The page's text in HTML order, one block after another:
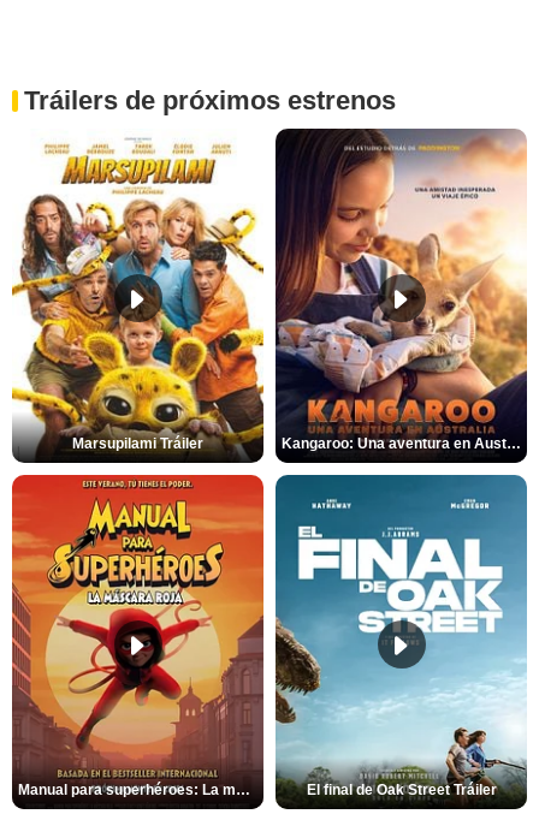
Tráilers de próximos estrenos
Marsupilami Tráiler Kangaroo: Una aventura en Australia Tráiler
Manual para superhéroes: La máscara roja Tráiler El final de Oak Street Tráiler